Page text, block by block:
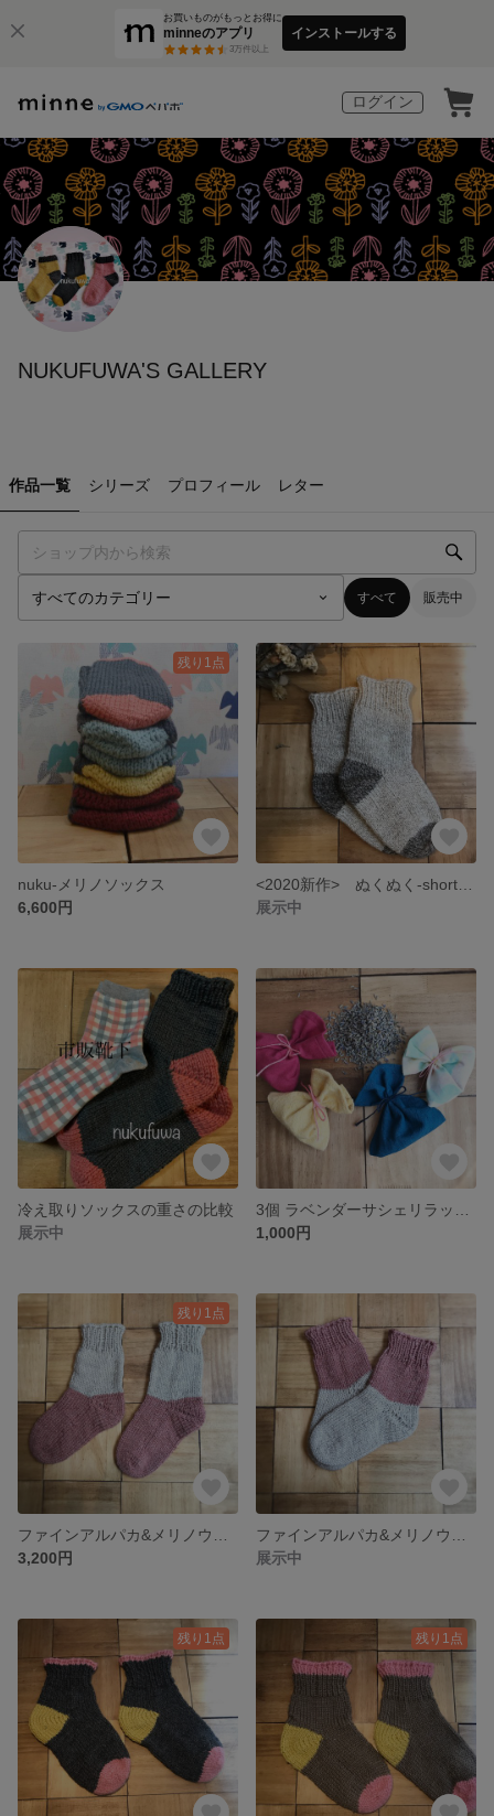
お買いものがもっとお得に
minneのアプリ
3万件以上
インストールする
ログイン
NUKUFUWA'S GALLERY
作品一覧 シリーズ プロフィール レター
すべて 販売中
残り1点
nuku-メリノソックス
6,600円
展示中
冷え取りソックスの重さの比較
展示中
1,000円
残り1点
3,200円
展示中
残り1点 残り1点